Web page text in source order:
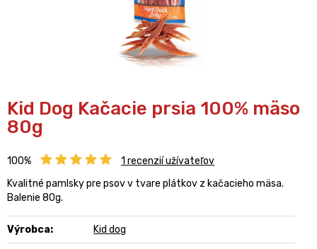
Kid Dog Kačacie prsia 100% mäso
80g
100% 1 recenzií užívateľov
Kvalitné pamlsky pre psov v tvare plátkov z kačacieho mäsa.
Balenie 80g.
Výrobca: Kid dog